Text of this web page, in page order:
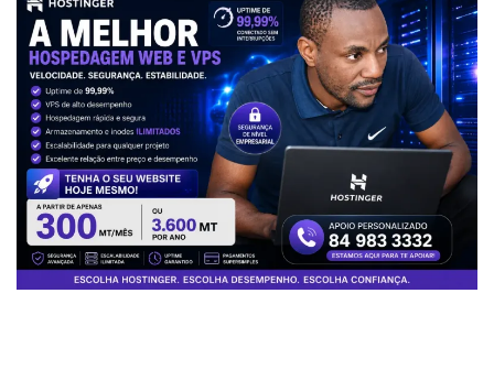
Chefes
das
Localidades
a
liderarem
transformação
das
comunidades